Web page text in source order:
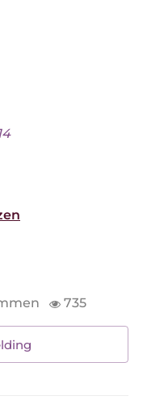
735